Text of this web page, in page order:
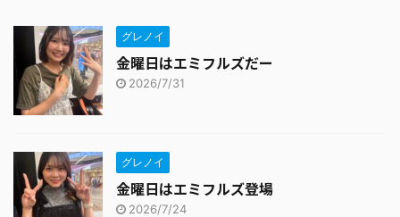
グレノイ
金曜日はエミフルズだー
2026/7/31
グレノイ
金曜日はエミフルズ登場
2026/7/24